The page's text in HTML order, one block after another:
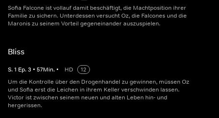
Sofia Falcone ist vollauf damit beschäftigt, die Machtposition ihrer
Familie zu sichern. Unterdessen versucht Oz, die Falcones und die
Maronis zu seinem Vorteil gegeneinander auszuspielen.
Bliss
S.1 Ep.3 • 57Min. • HD
12
Um die Kontrolle über den Drogenhandel zu gewinnen, müssen Oz
und Sofia erst die Leichen in ihrem Keller verschwinden lassen.
Victor ist zwischen seinem neuen und alten Leben hin- und
hergerissen.